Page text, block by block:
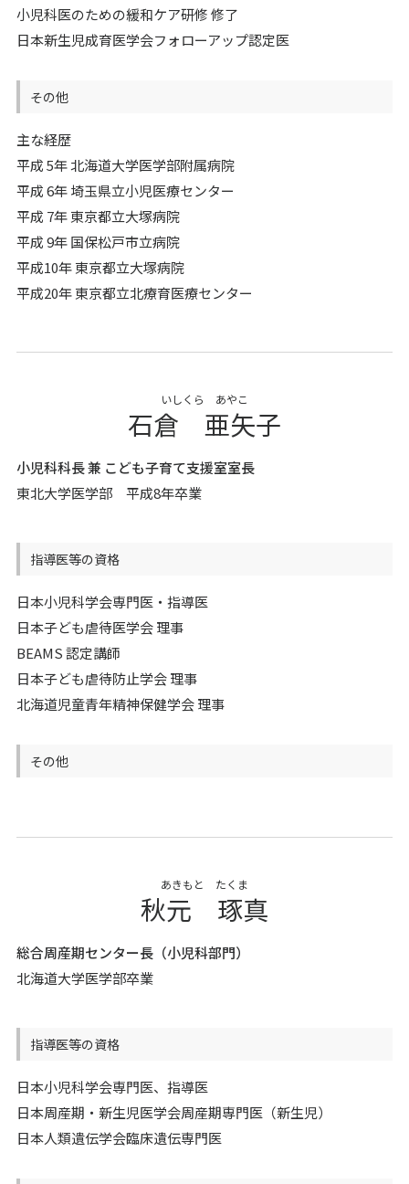
小児科医のための緩和ケア研修 修了
日本新生児成育医学会フォローアップ認定医
その他
主な経歴
平成 5年 北海道大学医学部附属病院
平成 6年 埼玉県立小児医療センター
平成 7年 東京都立大塚病院
平成 9年 国保松戸市立病院
平成10年 東京都立大塚病院
平成20年 東京都立北療育医療センター
いしくら あやこ
石倉 亜矢子
小児科科長 兼 こども子育て支援室室長
東北大学医学部 平成8年卒業
指導医等の資格
日本小児科学会専門医・指導医
日本子ども虐待医学会 理事
BEAMS 認定講師
日本子ども虐待防止学会 理事
北海道児童青年精神保健学会 理事
その他
あきもと たくま
秋元 琢真
総合周産期センター長（小児科部門）
北海道大学医学部卒業
指導医等の資格
日本小児科学会専門医、指導医
日本周産期・新生児医学会周産期専門医（新生児）
日本人類遺伝学会臨床遺伝専門医